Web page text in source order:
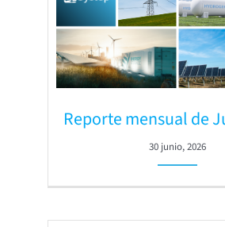
Reporte mensual de
30 junio, 2026